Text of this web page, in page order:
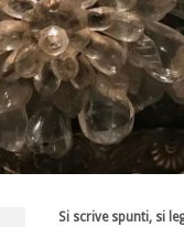
Si scrive spunti, si